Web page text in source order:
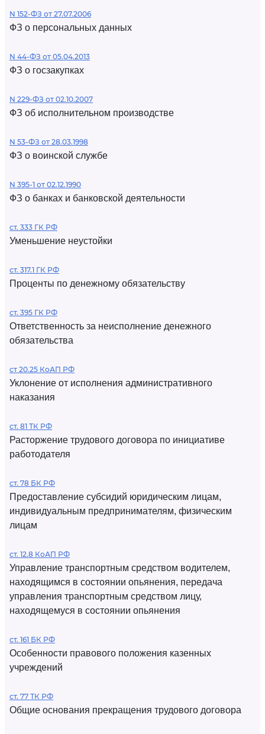
N 152-ФЗ от 27.07.2006
ФЗ о персональных данных
N 44-ФЗ от 05.04.2013
ФЗ о госзакупках
N 229-ФЗ от 02.10.2007
ФЗ об исполнительном производстве
N 53-ФЗ от 28.03.1998
ФЗ о воинской службе
N 395-1 от 02.12.1990
ФЗ о банках и банковской деятельности
ст. 333 ГК РФ
Уменьшение неустойки
ст. 317.1 ГК РФ
Проценты по денежному обязательству
ст. 395 ГК РФ
Ответственность за неисполнение денежного
обязательства
ст 20.25 КоАП РФ
Уклонение от исполнения административного
наказания
ст. 81 ТК РФ
Расторжение трудового договора по инициативе
работодателя
ст. 78 БК РФ
Предоставление субсидий юридическим лицам,
индивидуальным предпринимателям, физическим
лицам
ст. 12.8 КоАП РФ
Управление транспортным средством водителем,
находящимся в состоянии опьянения, передача
управления транспортным средством лицу,
находящемуся в состоянии опьянения
ст. 161 БК РФ
Особенности правового положения казенных
учреждений
ст. 77 ТК РФ
Общие основания прекращения трудового договора